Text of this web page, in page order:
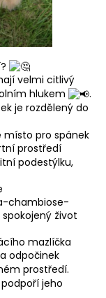
velmi citlivý
hlukem
.
je rozdělený do
místo pro spánek
prostředí
podestýlku,
chambiose-
život
mazlíčka
odpočinek
prostředí.
jeho